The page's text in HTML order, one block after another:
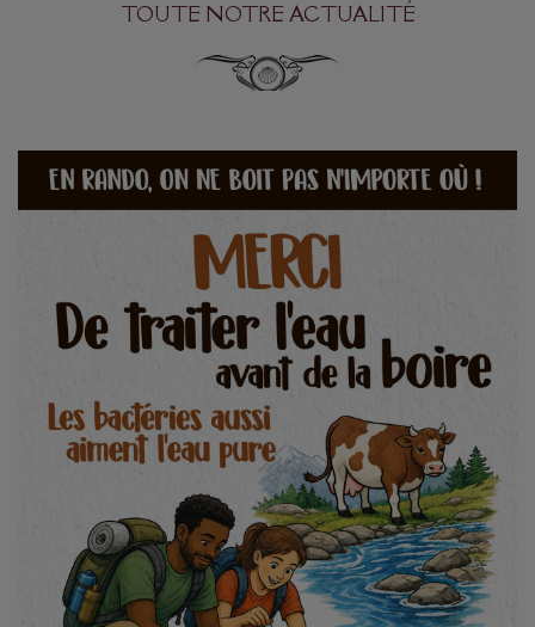
TOUTE NOTRE ACTUALITÉ